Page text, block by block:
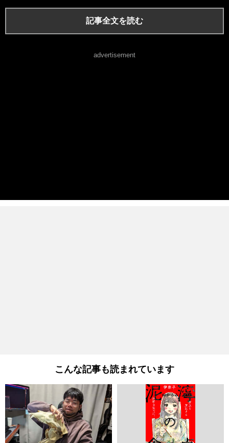
記事全文を読む
advertisement
こんな記事も読まれています